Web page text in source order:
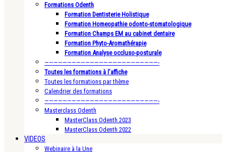
Formations Odenth
Formation Dentisterie Holistique
Formation Homeopathie odonto-stomatologique
Formation Champs EM au cabinet dentaire
Formation Phyto-Aromathérapie
Formation Analyse occluso-posturale
—————————————————————————-
Toutes les formations à l’affiche
Toutes les formations par thème
Calendrier des formations
—————————————————————————-
Masterclass Odenth
MasterClass Odenth 2023
MasterClass Odenth 2022
VIDEOS
Webinaire à la Une